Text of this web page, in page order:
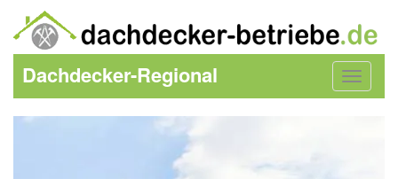
Toggle
Dachdecker-Regional